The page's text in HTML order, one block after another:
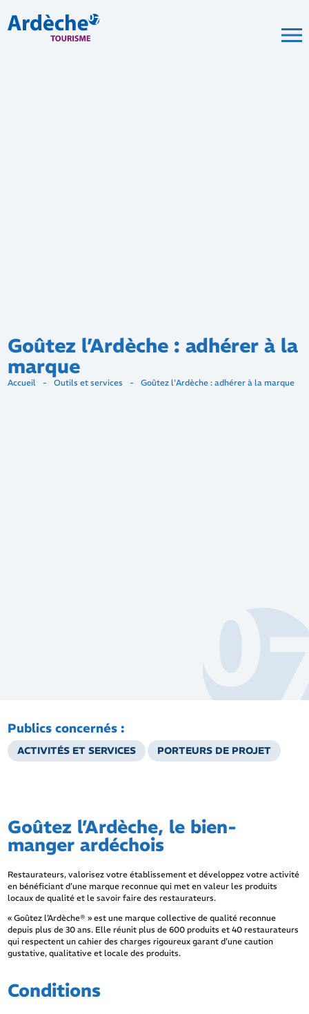
Goûtez l’Ardèche : adhérer à la
marque
Accueil - Outils et services - Goûtez l'Ardèche : adhérer à la marque
Publics concernés :
ACTIVITÉS ET SERVICES PORTEURS DE PROJET
Goûtez l’Ardèche, le bien-
manger ardéchois
Restaurateurs, valorisez votre établissement et développez votre activité
en bénéficiant d’une marque reconnue qui met en valeur les produits
locaux de qualité et le savoir faire des restaurateurs.
« Goûtez l’Ardèche® » est une marque collective de qualité reconnue
depuis plus de 30 ans. Elle réunit plus de 600 produits et 40 restaurateurs
qui respectent un cahier des charges rigoureux garant d’une caution
gustative, qualitative et locale des produits.
Conditions